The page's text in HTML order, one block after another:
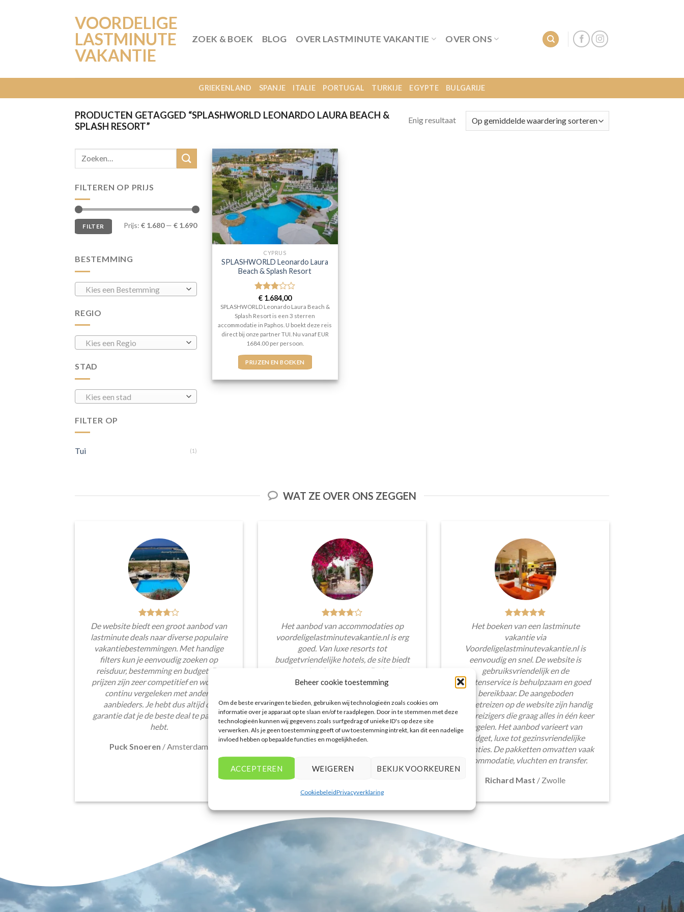
Beheer cookie toestemming
Om de beste ervaringen te bieden, gebruiken wij technologieën zoals cookies om
informatie over je apparaat op te slaan en/of te raadplegen. Door in te stemmen met deze
technologieën kunnen wij gegevens zoals surfgedrag of unieke ID's op deze site
verwerken. Als je geen toestemming geeft of uw toestemming intrekt, kan dit een nadelige
invloed hebben op bepaalde functies en mogelijkheden.
ACCEPTEREN WEIGEREN BEKIJK VOORKEUREN
CookiebeleidPrivacyverklaring
VOORDELIGE
LASTMINUTE
VAKANTIE
ZOEK & BOEK BLOG OVER LASTMINUTE VAKANTIE OVER ONS
GRIEKENLAND SPANJE ITALIE PORTUGAL TURKIJE EGYPTE BULGARIJE
PRODUCTEN GETAGGED “SPLASHWORLD LEONARDO LAURA BEACH &
SPLASH RESORT”
Enig resultaat
FILTEREN OP PRIJS
Min.
prijs
Max.
prijsFILTER Prijs: € 1.680— € 1.690
BESTEMMING
Kies een Bestemming
REGIO
Kies een Regio
STAD
Kies een stad
FILTER OP
Tui (1)
CYPRUS
SPLASHWORLD Leonardo Laura
Beach & Splash Resort
Gewaardeerd
3 uit 5
€1.684,00
SPLASHWORLD Leonardo Laura Beach &
Splash Resort is een 3 sterren
accommodatie in Paphos. U boekt deze reis
direct bij onze partner TUI. Nu vanaf EUR
1684.00 per persoon.
PRIJZEN EN BOEKEN
WAT ZE OVER ONS ZEGGEN
De website biedt een groot aanbod van
lastminute deals naar diverse populaire
vakantiebestemmingen. Met handige
filters kun je eenvoudig zoeken op
reisduur, bestemming en budget. De
prijzen zijn zeer competitief en worden
continu vergeleken met andere
aanbieders. Je hebt dus altijd de
garantie dat je de beste deal te pakken
hebt.
Puck Snoeren / Amsterdam
Het aanbod van accommodaties op
voordeligelastminutevakantie.nl is erg
goed. Van luxe resorts tot
budgetvriendelijke hotels, de site biedt
een breed scala aan opties. De handige
zoekfilters maakten het eenvoudig om
aansluiten bij mijn voorkeuren en
budget.
Tim Beukers/Tilburg
Het boeken van een lastminute
vakantie via
Voordeligelastminutevakantie.nl is
eenvoudig en snel. De website is
gebruiksvriendelijk en de
klantenservice is behulpzaam en goed
bereikbaar. De aangeboden
pakketreizen op de website zijn handig
voor reizigers die graag alles in één keer
regelen. Het aanbod varieert van
budget, luxe tot gezinsvriendelijke
vakanties. De pakketten omvatten vaak
accommodatie, vluchten en transfer.
Richard Mast / Zwolle